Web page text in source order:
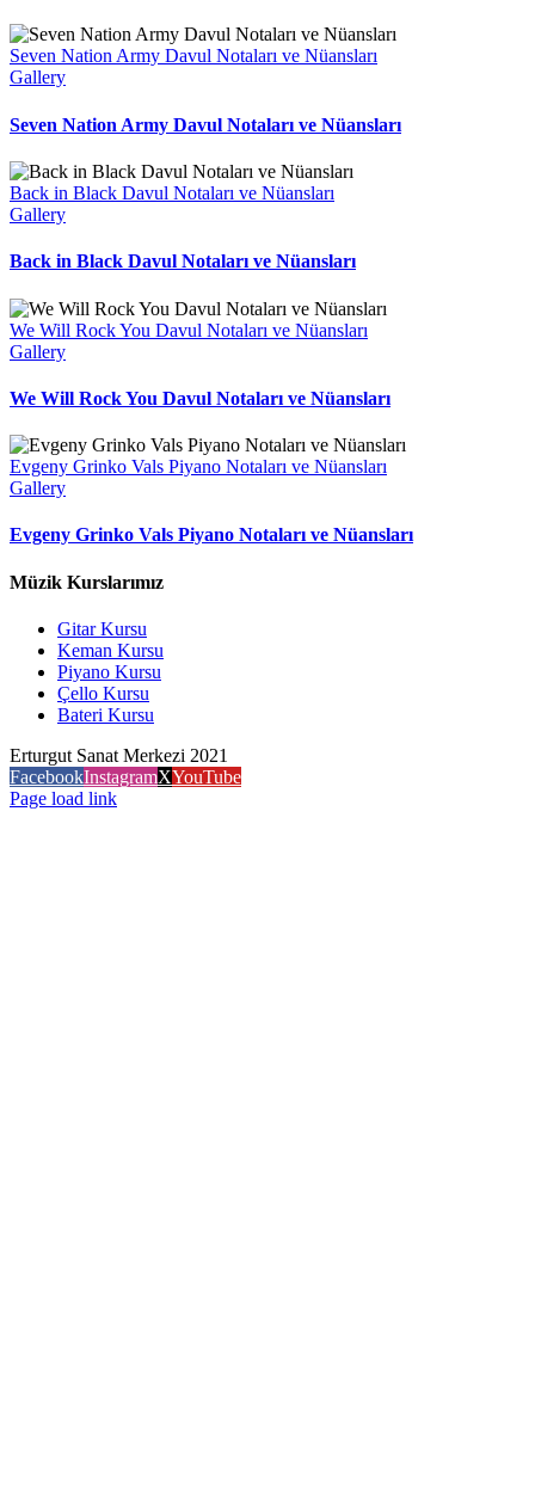
Seven Nation Army Davul Notaları ve Nüansları
Gallery
Seven Nation Army Davul Notaları ve Nüansları
Back in Black Davul Notaları ve Nüansları
Gallery
Back in Black Davul Notaları ve Nüansları
We Will Rock You Davul Notaları ve Nüansları
Gallery
We Will Rock You Davul Notaları ve Nüansları
Evgeny Grinko Vals Piyano Notaları ve Nüansları
Gallery
Evgeny Grinko Vals Piyano Notaları ve Nüansları
Müzik Kurslarımız
Gitar Kursu
Keman Kursu
Piyano Kursu
Çello Kursu
Bateri Kursu
Erturgut Sanat Merkezi 2021
FacebookInstagramXYouTube
Page load link